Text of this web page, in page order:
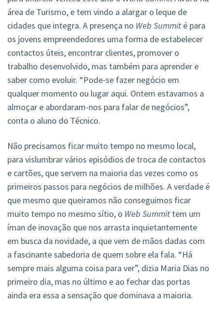
área de Turismo, e tem vindo a alargar o leque de
cidades que integra. A presença no Web Summit é para
os jovens empreendedores uma forma de estabelecer
contactos úteis, encontrar clientes, promover o
trabalho desenvolvido, mas também para aprender e
saber como evoluir. “Pode-se fazer negócio em
qualquer momento ou lugar aqui. Ontem estavamos a
almoçar e abordaram-nos para falar de negócios”,
conta o aluno do Técnico.
Não precisamos ficar muito tempo no mesmo local,
para vislumbrar vários episódios de troca de contactos
e cartões, que servem na maioria das vezes como os
primeiros passos para negócios de milhões. A verdade é
que mesmo que queiramos não conseguimos ficar
muito tempo no mesmo sítio, o Web Summit tem um
íman de inovação que nos arrasta inquietantemente
em busca da novidade, a que vem de mãos dadas com
a fascinante sabedoria de quem sobre ela fala. “Há
sempre mais alguma coisa para ver”, dizia Maria Dias no
primeiro dia, mas no último e ao fechar das portas
ainda era essa a sensação que dominava a maioria.